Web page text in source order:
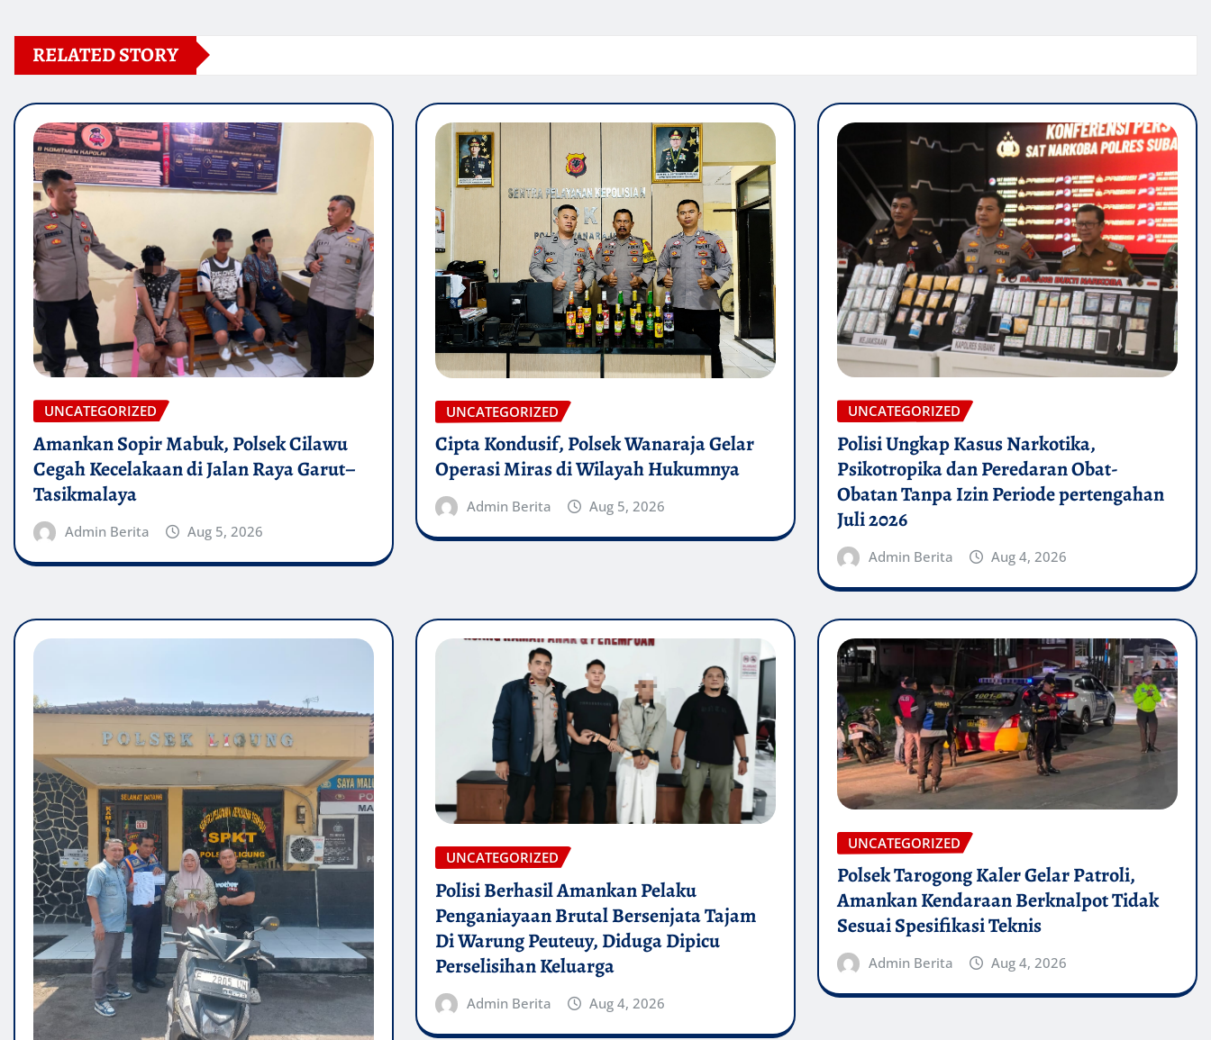
RELATED STORY
UNCATEGORIZED
Amankan Sopir Mabuk, Polsek Cilawu
Cegah Kecelakaan di Jalan Raya Garut–
Tasikmalaya
Admin Berita Aug 5, 2026
UNCATEGORIZED
Cipta Kondusif, Polsek Wanaraja Gelar
Operasi Miras di Wilayah Hukumnya
Admin Berita Aug 5, 2026
UNCATEGORIZED
Polisi Ungkap Kasus Narkotika,
Psikotropika dan Peredaran Obat-
Obatan Tanpa Izin Periode pertengahan
Juli 2026
Admin Berita Aug 4, 2026
UNCATEGORIZED
Polisi Berhasil Amankan Pelaku
Penganiayaan Brutal Bersenjata Tajam
Di Warung Peuteuy, Diduga Dipicu
Perselisihan Keluarga
Admin Berita Aug 4, 2026
UNCATEGORIZED
Polsek Tarogong Kaler Gelar Patroli,
Amankan Kendaraan Berknalpot Tidak
Sesuai Spesifikasi Teknis
Admin Berita Aug 4, 2026